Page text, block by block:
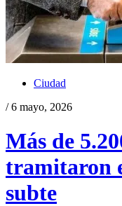
Ciudad
/ 6 mayo, 2026
Más de
tramitaron
subte